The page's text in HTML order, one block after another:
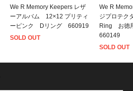
We R Memory Keepers レザ
ーアルバム 12×12 プリティ
ーピンク Dリング 660919
SOLD OUT
We R
ジプロテ
Ring お徳
660149
SOLD OUT